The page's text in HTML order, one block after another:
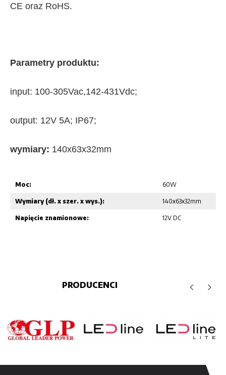
CE oraz RoHS.
Parametry produktu:
input: 100-305Vac,142-431Vdc;
output: 12V 5A; IP67;
wymiary: 140x63x32mm
Moc: 60W
Wymiary (dł. x szer. x wys.): 140x63x32mm
Napięcie znamionowe: 12V DC
PRODUCENCI